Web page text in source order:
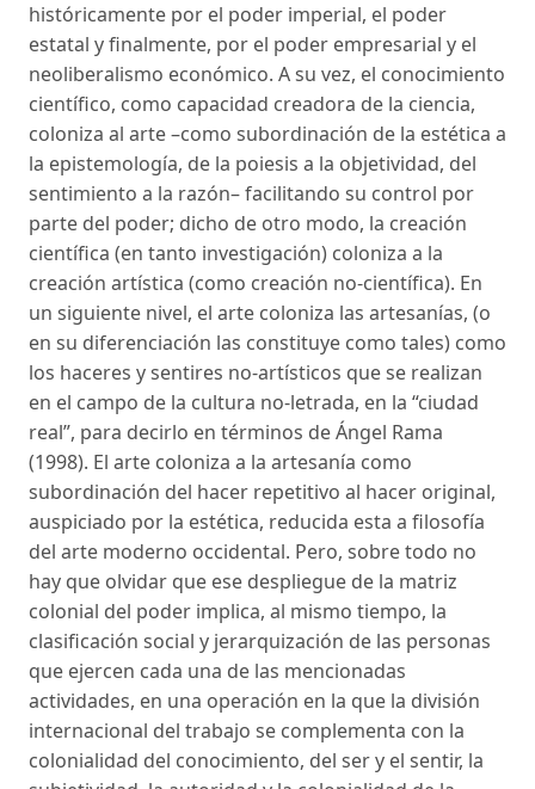
históricamente por el poder imperial, el poder
estatal y finalmente, por el poder empresarial y el
neoliberalismo económico. A su vez, el conocimiento
científico, como capacidad creadora de la ciencia,
coloniza al arte –como subordinación de la estética a
la epistemología, de la poiesis a la objetividad, del
sentimiento a la razón– facilitando su control por
parte del poder; dicho de otro modo, la creación
científica (en tanto investigación) coloniza a la
creación artística (como creación no-científica). En
un siguiente nivel, el arte coloniza las artesanías, (o
en su diferenciación las constituye como tales) como
los haceres y sentires no-artísticos que se realizan
en el campo de la cultura no-letrada, en la “ciudad
real”, para decirlo en términos de Ángel Rama
(1998). El arte coloniza a la artesanía como
subordinación del hacer repetitivo al hacer original,
auspiciado por la estética, reducida esta a filosofía
del arte moderno occidental. Pero, sobre todo no
hay que olvidar que ese despliegue de la matriz
colonial del poder implica, al mismo tiempo, la
clasificación social y jerarquización de las personas
que ejercen cada una de las mencionadas
actividades, en una operación en la que la división
internacional del trabajo se complementa con la
colonialidad del conocimiento, del ser y el sentir, la